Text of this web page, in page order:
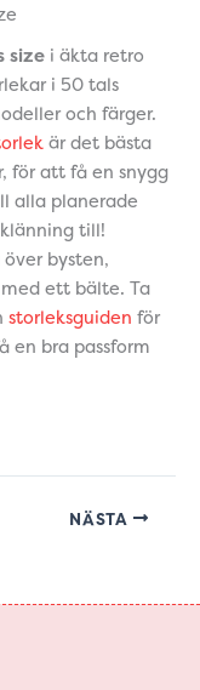
size i äkta retro
i 50 tals
och färger.
är det bästa
för att få en snygg
alla planerade
till!
bysten,
ett bälte. Ta
storleksguiden för
en bra passform
NÄSTA